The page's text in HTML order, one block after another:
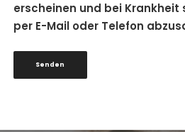
erscheinen und bei Krankheit
per E-Mail oder Telefon